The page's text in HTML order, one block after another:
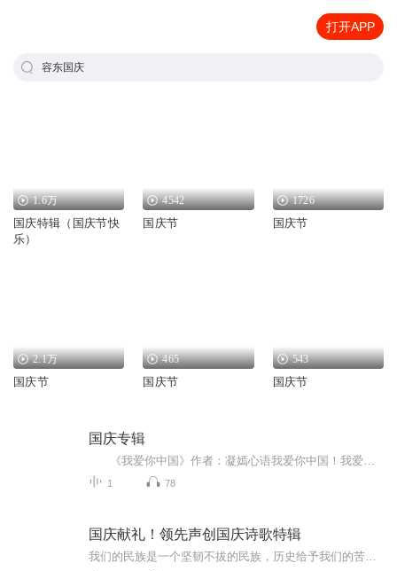
打开APP
容东国庆
1.6万
国庆特辑（国庆节快
乐）
4542
国庆节
1726
国庆节
2.1万
国庆节
465
国庆节
543
国庆节
国庆专辑
1 78
国庆献礼！领先声创国庆诗歌特辑